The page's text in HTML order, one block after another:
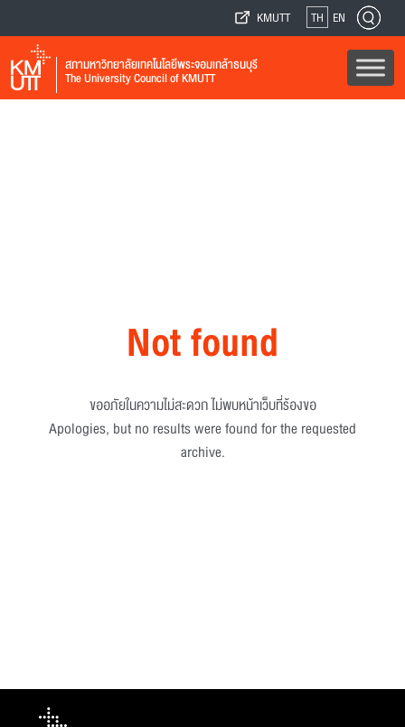
KMUTT TH EN
สภามหาวิทยาลัยเทคโนโลยีพระจอมเกล้าธนบุรี
The University Council of KMUTT
Not found
ขออภัยในความไม่สะดวก ไม่พบหน้าเว็บที่ร้องขอ
Apologies, but no results were found for the requested
archive.